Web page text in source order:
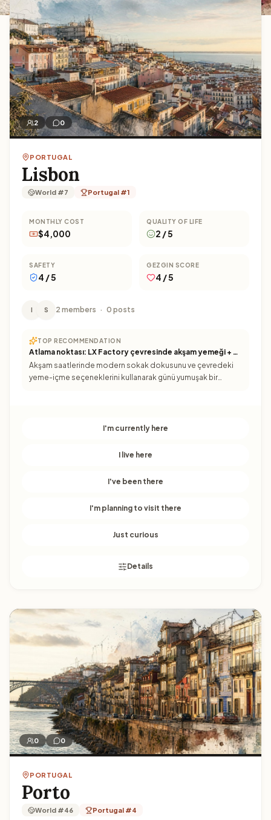
2 0
PORTUGAL
Lisbon
World #7 Portugal #1
MONTHLY COST
$4,000
QUALITY OF LIFE
2 / 5
SAFETY
4 / 5
GEZGIN SCORE
4 / 5
I S 2 members · 0 posts
TOP RECOMMENDATION
Atlama noktası: LX Factory çevresinde akşam yemeği + serbest keşif
Akşam saatlerinde modern sokak dokusunu ve çevredeki
yeme-içme seçeneklerini kullanarak günü yumuşak bir
I'm currently here
I live here
I've been there
I'm planning to visit there
Just curious
Details
0 0
PORTUGAL
Porto
World #46 Portugal #4